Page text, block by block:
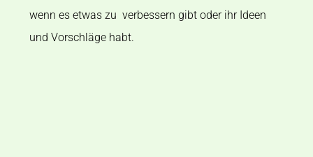
wenn es etwas zu verbessern gibt oder ihr Ideen
und Vorschläge habt.